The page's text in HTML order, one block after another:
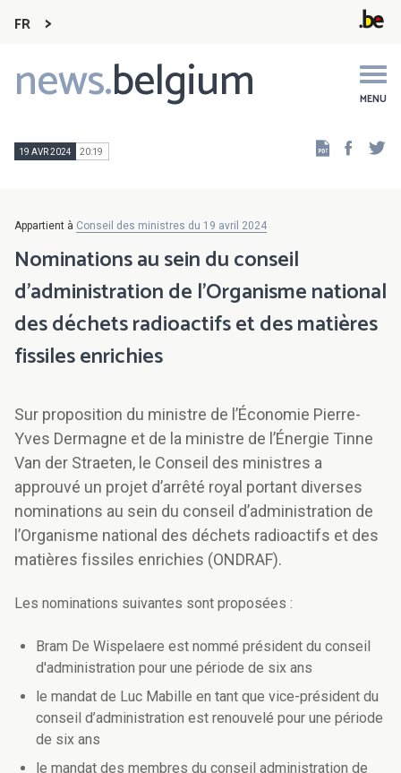
FR
news.belgium MENU
Main
navigation
19 AVR 2024 20:19
Appartient à Conseil des ministres du 19 avril 2024
Nominations au sein du conseil
d’administration de l’Organisme national
des déchets radioactifs et des matières
fissiles enrichies
Sur proposition du ministre de l’Économie Pierre-
Yves Dermagne et de la ministre de l’Énergie Tinne
Van der Straeten, le Conseil des ministres a
approuvé un projet d’arrêté royal portant diverses
nominations au sein du conseil d’administration de
l’Organisme national des déchets radioactifs et des
matières fissiles enrichies (ONDRAF).
Les nominations suivantes sont proposées :
Bram De Wispelaere est nommé président du conseil
d'administration pour une période de six ans
le mandat de Luc Mabille en tant que vice-président du
conseil d’administration est renouvelé pour une période
de six ans
le mandat des membres du conseil administration de